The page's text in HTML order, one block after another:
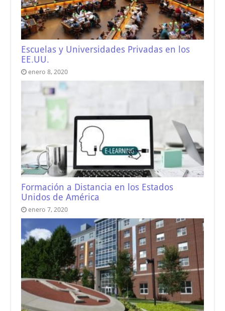
Escuelas y Universidades Privadas en los
EE.UU.
enero 8, 2020
Formación a Distancia en los Estados
Unidos de América
enero 7, 2020